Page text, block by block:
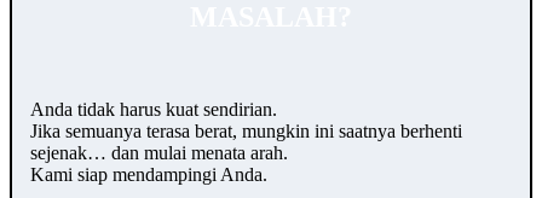
Anda tidak harus kuat sendirian.
Jika semuanya terasa berat, mungkin ini saatnya berhenti
sejenak… dan mulai menata arah.
Kami siap mendampingi Anda.